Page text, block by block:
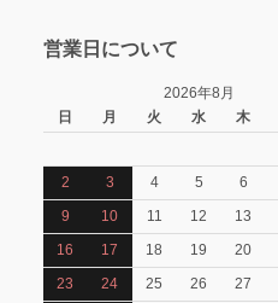
営業日について
2026年8月
日
月 火 水 木
2
3 4 5 6
9
10 11 12 13
16
17 18 19 20
23
24 25 26 27